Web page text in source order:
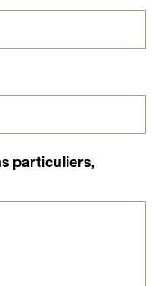
particuliers,